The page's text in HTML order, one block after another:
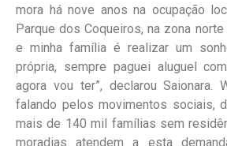
mora há nove anos na ocupação
Parque dos Coqueiros, na zona norte
e minha família é realizar um
própria, sempre paguei aluguel
agora vou ter”, declarou Saionara.
falando pelos movimentos sociais,
mais de 140 mil famílias sem
moradias atendem a esta